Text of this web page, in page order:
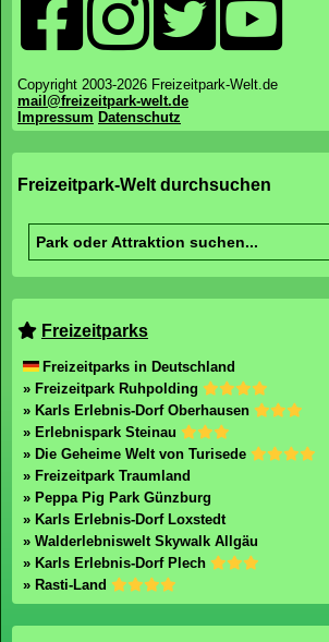
Copyright 2003-2026 Freizeitpark-Welt.de
mail@freizeitpark-welt.de
Impressum Datenschutz
Freizeitpark-Welt durchsuchen
Freizeitparks
Freizeitparks in Deutschland
» Freizeitpark Ruhpolding
» Karls Erlebnis-Dorf Oberhausen
» Erlebnispark Steinau
» Die Geheime Welt von Turisede
» Freizeitpark Traumland
» Peppa Pig Park Günzburg
» Karls Erlebnis-Dorf Loxstedt
» Walderlebniswelt Skywalk Allgäu
» Karls Erlebnis-Dorf Plech
» Rasti-Land